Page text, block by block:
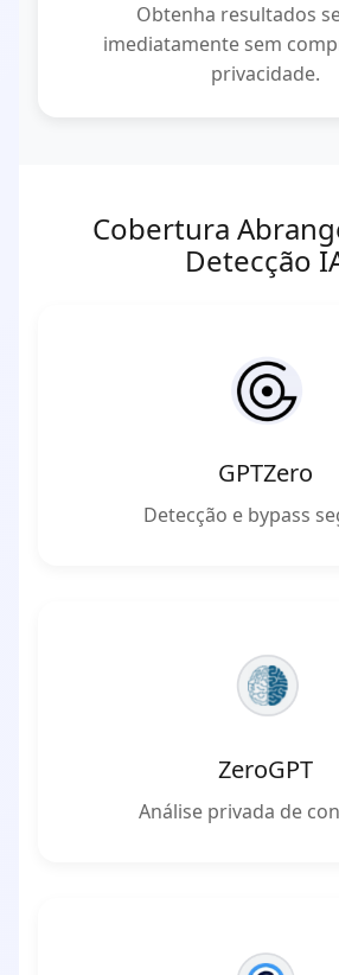
Obtenha resultados
imediatamente sem
privacidade.
Cobertura
Detecção
GPTZero
Detecção e bypass
ZeroGPT
Análise privada de